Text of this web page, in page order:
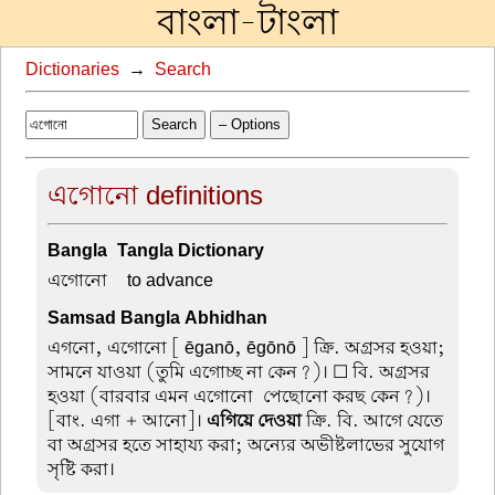
বাংলা-টাংলা
Dictionaries → Search
Search – Options
এগোনো definitions
Bangla-Tangla Dictionary
এগোনো –to advance
Samsad Bangla Abhidhan
এগনো, এগোনো [ ēganō, ēgōnō ] ক্রি. অগ্রসর হওয়া;
সামনে যাওয়া (তুমি এগোচ্ছ না কেন?)। ☐ বি. অগ্রসর
হওয়া (বারবার এমন এগোনো-পেছোনো করছ কেন?)।
[বাং. এগা + আনো]। এগিয়ে দেওয়াক্রি. বি. আগে যেতে
বা অগ্রসর হতে সাহায্য করা; অন্যের অভীষ্টলাভের সুযোগ
সৃষ্টি করা।